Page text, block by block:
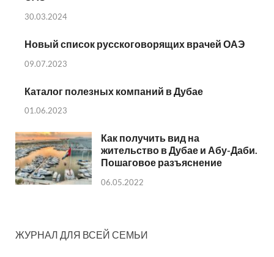
30.03.2024
Новый список русскоговорящих врачей ОАЭ
09.07.2023
Каталог полезных компаний в Дубае
01.06.2023
Как получить вид на
жительство в Дубае и Абу-Даби.
Пошаговое разъяснение
06.05.2022
ЖУРНАЛ ДЛЯ ВСЕЙ СЕМЬИ